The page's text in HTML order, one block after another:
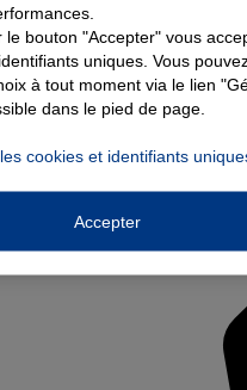
le bouton "Accepter" vous
uniques. Vous
à tout moment via le lien
dans le pied de page.
cookies et identifiants
Accepter